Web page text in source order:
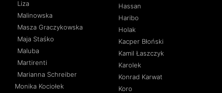
Liza
Malinowska
Masza Graczykowska
Maja Staśko
Maluba
Martirenti
Marianna Schreiber
Monika Kociołek
Hassan
Haribo
Holak
Kacper Błoński
Kamil Łaszczyk
Karolek
Konrad Karwat
Koro